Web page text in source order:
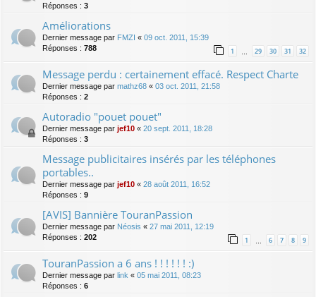
Réponses : 3
Améliorations
Dernier message par FMZI « 09 oct. 2011, 15:39
Réponses : 788 1 29 30 31 32
Message perdu : certainement effacé. Respect Charte
Dernier message par mathz68 « 03 oct. 2011, 21:58
Réponses : 2
Autoradio "pouet pouet"
Dernier message par jef10 « 20 sept. 2011, 18:28
Réponses : 3
Message publicitaires insérés par les téléphones
portables..
Dernier message par jef10 « 28 août 2011, 16:52
Réponses : 9
[AVIS] Bannière TouranPassion
Dernier message par Néosis « 27 mai 2011, 12:19
Réponses : 202 1 6 7 8 9
TouranPassion a 6 ans ! ! ! ! ! ! :)
Dernier message par link « 05 mai 2011, 08:23
Réponses : 6